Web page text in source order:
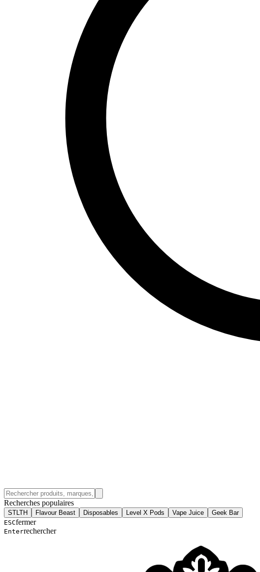
Recherches populaires
STLTH Flavour Beast Disposables Level X Pods Vape Juice
Geek Bar
ESCfermer
Enterrechercher